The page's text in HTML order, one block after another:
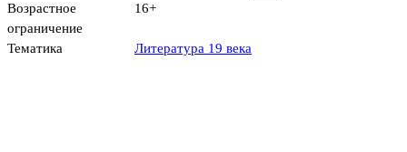
Возрастное
ограничение
16+
Тематика Литература 19 века